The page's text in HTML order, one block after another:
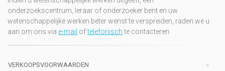
onderzoekscentrum, leraar of onderzoeker bent en uw
wetenschappelijke werken beter wenst te verspreiden, raden we u
aan om ons via e-mail oftelefonischte contacteren
VERKOOPSVOORWAARDEN